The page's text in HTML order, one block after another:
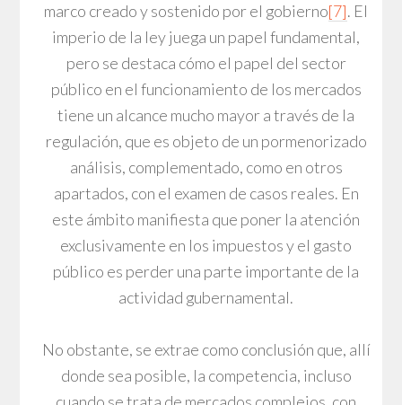
marco creado y sostenido por el gobierno[7]. El
imperio de la ley juega un papel fundamental,
pero se destaca cómo el papel del sector
público en el funcionamiento de los mercados
tiene un alcance mucho mayor a través de la
regulación, que es objeto de un pormenorizado
análisis, complementado, como en otros
apartados, con el examen de casos reales. En
este ámbito manifiesta que poner la atención
exclusivamente en los impuestos y el gasto
público es perder una parte importante de la
actividad gubernamental.
No obstante, se extrae como conclusión que, allí
donde sea posible, la competencia, incluso